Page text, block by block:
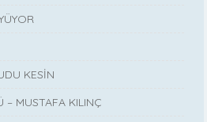
KESİN
MUSTAFA KILINÇ